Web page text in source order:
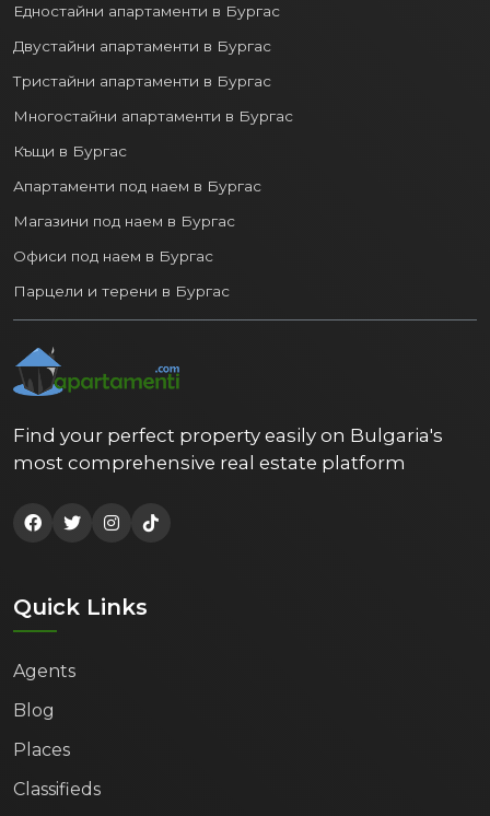
Едностайни апартаменти в Бургас
Двустайни апартаменти в Бургас
Тристайни апартаменти в Бургас
Многостайни апартаменти в Бургас
Къщи в Бургас
Апартаменти под наем в Бургас
Магазини под наем в Бургас
Офиси под наем в Бургас
Парцели и терени в Бургас
Find your perfect property easily on Bulgaria's
most comprehensive real estate platform
Quick Links
Agents
Blog
Places
Classifieds